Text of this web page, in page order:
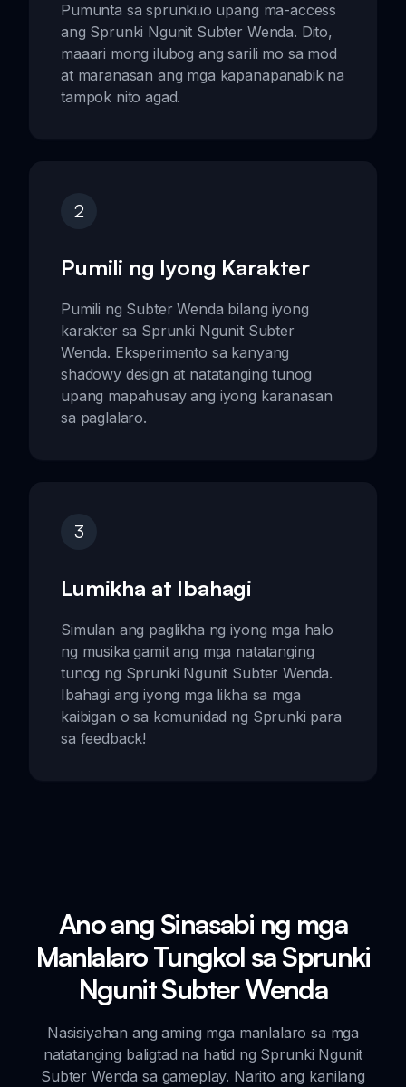
Pumunta sa sprunki.io upang ma-access
ang Sprunki Ngunit Subter Wenda. Dito,
maaari mong ilubog ang sarili mo sa mod
at maranasan ang mga kapanapanabik na
tampok nito agad.
2
Pumili ng Iyong Karakter
Pumili ng Subter Wenda bilang iyong
karakter sa Sprunki Ngunit Subter
Wenda. Eksperimento sa kanyang
shadowy design at natatanging tunog
upang mapahusay ang iyong karanasan
sa paglalaro.
3
Lumikha at Ibahagi
Simulan ang paglikha ng iyong mga halo
ng musika gamit ang mga natatanging
tunog ng Sprunki Ngunit Subter Wenda.
Ibahagi ang iyong mga likha sa mga
kaibigan o sa komunidad ng Sprunki para
sa feedback!
Ano ang Sinasabi ng mga
Manlalaro Tungkol sa Sprunki
Ngunit Subter Wenda
Nasisiyahan ang aming mga manlalaro sa mga
natatanging baligtad na hatid ng Sprunki Ngunit
Subter Wenda sa gameplay. Narito ang kanilang